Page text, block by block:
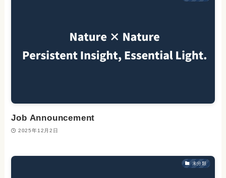
Job Announcement
2025年12月2日
未分類